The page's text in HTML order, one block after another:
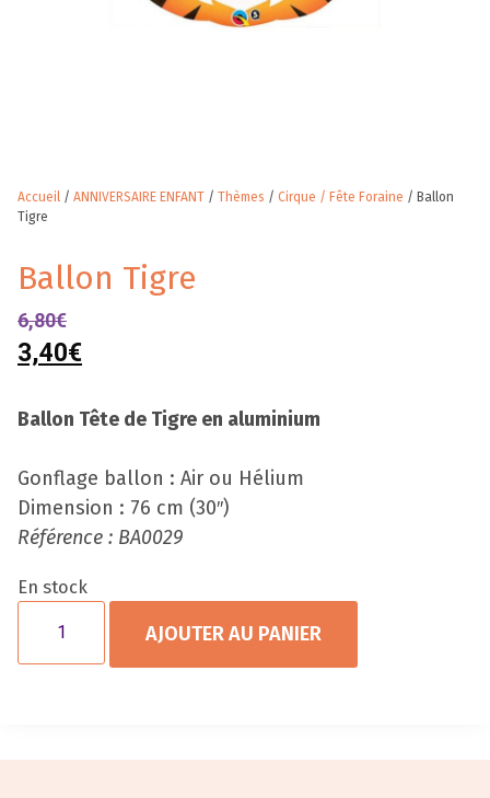
Accueil / ANNIVERSAIRE ENFANT / Thèmes / Cirque / Fête Foraine / Ballon
Tigre
Ballon Tigre
6,80€
3,40€
Ballon Tête de Tigre en aluminium
Gonflage ballon : Air ou Hélium
Dimension : 76 cm (30″)
Référence : BA0029
En stock
AJOUTER AU PANIER